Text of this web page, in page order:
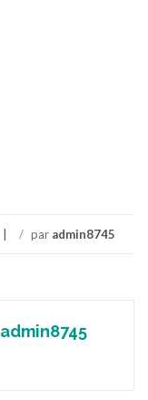
/ par admin8745
admin8745